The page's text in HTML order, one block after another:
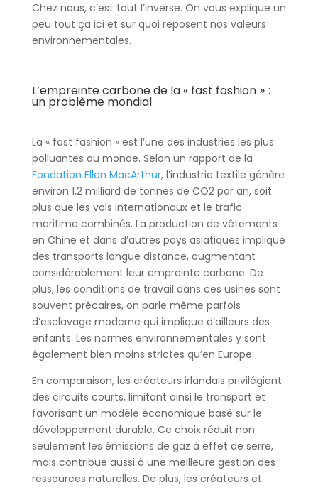
Chez nous, c’est tout l’inverse. On vous explique un
peu tout ça ici et sur quoi reposent nos valeurs
environnementales.
L’empreinte carbone de la « fast fashion» :
un problème mondial
La « fast fashion » est l’une des industries les plus
polluantes au monde. Selon un rapport de la
Fondation Ellen MacArthur, l’industrie textile génère
environ 1,2 milliard de tonnes de CO2 par an, soit
plus que les vols internationaux et le trafic
maritime combinés. La production de vêtements
en Chine et dans d’autres pays asiatiques implique
des transports longue distance, augmentant
considérablement leur empreinte carbone. De
plus, les conditions de travail dans ces usines sont
souvent précaires, on parle même parfois
d’esclavage moderne qui implique d’ailleurs des
enfants. Les normes environnementales y sont
également bien moins strictes qu’en Europe.
En comparaison, les créateurs irlandais privilégient
des circuits courts, limitant ainsi le transport et
favorisant un modèle économique basé sur le
développement durable. Ce choix réduit non
seulement les émissions de gaz à effet de serre,
mais contribue aussi à une meilleure gestion des
ressources naturelles. De plus, les créateurs et